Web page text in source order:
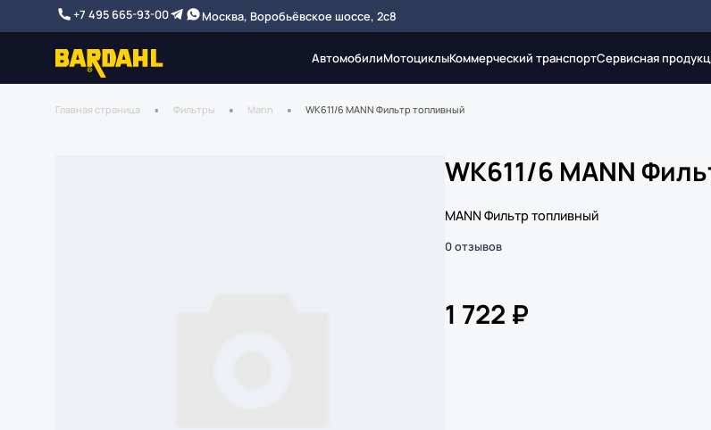
+7 495 665-93-00 Москва, Воробьёвское шоссе, 2с8
АвтомобилиМотоциклыКоммерческий транспортСервисная
Главная страница Фильтры Mann WK611/6 MANN Фильтр топливный
WK611/6 MANN
MANN Фильтр топливный
0 отзывов
1 722 ₽